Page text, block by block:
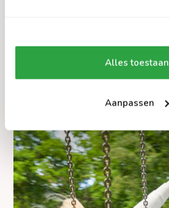
Alles toestaan
Aanpassen
Waterspin
Ontelbare keren over de kop